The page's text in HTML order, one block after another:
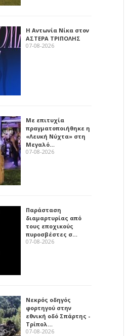
Η Αντωνία Νίκα στον
ΑΣΤΕΡΑ ΤΡΙΠΟΛΗΣ
07-08-2026
Με επιτυχία
πραγματοποιήθηκε η
«Λευκή Νύχτα» στη
Μεγαλό…
07-08-2026
Παράσταση
διαμαρτυρίας από
τους εποχικούς
πυροσβέστες σ…
07-08-2026
Νεκρός οδηγός
φορτηγού στην
εθνική οδό Σπάρτης -
Τρίπολ…
07-08-2026